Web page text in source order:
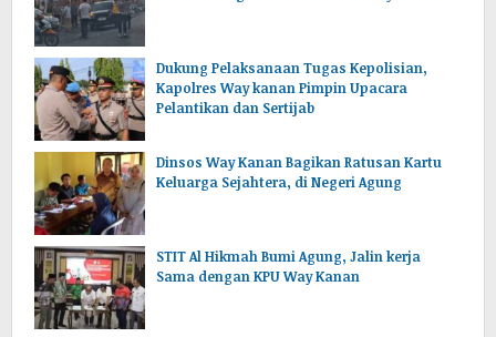
Dukung Pelaksanaan Tugas Kepolisian,
Kapolres Way kanan Pimpin Upacara
Pelantikan dan Sertijab
Dinsos Way Kanan Bagikan Ratusan Kartu
Keluarga Sejahtera, di Negeri Agung
STIT Al Hikmah Bumi Agung, Jalin kerja
Sama dengan KPU Way Kanan